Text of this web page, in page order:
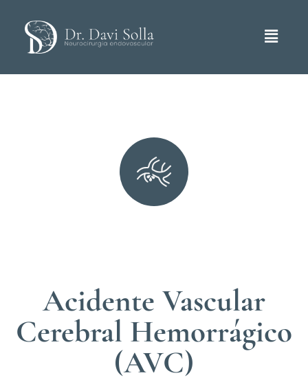
Acidente Vascular
Cerebral Hemorrágico
(AVC)